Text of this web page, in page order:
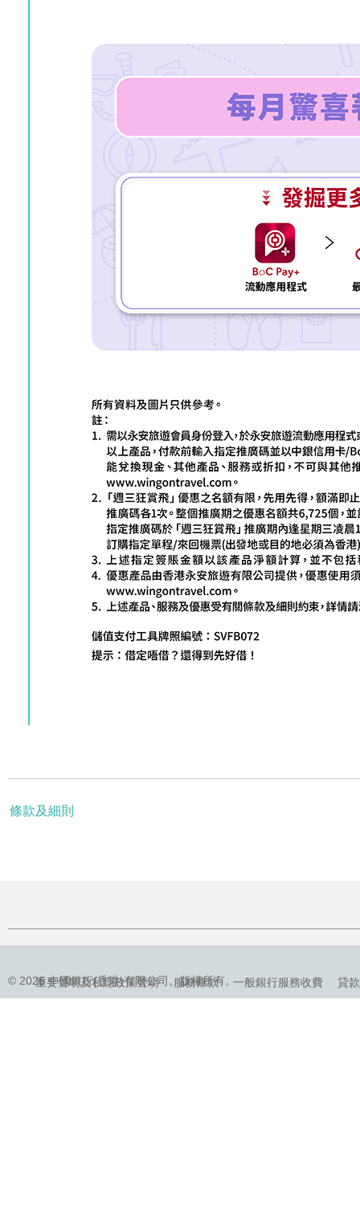
條款及細則
© 2026 中國銀行(香港)有限公司。版權所有。
重要聲明及私隱政策聲明 服務條款 一般銀行服務收費 貸